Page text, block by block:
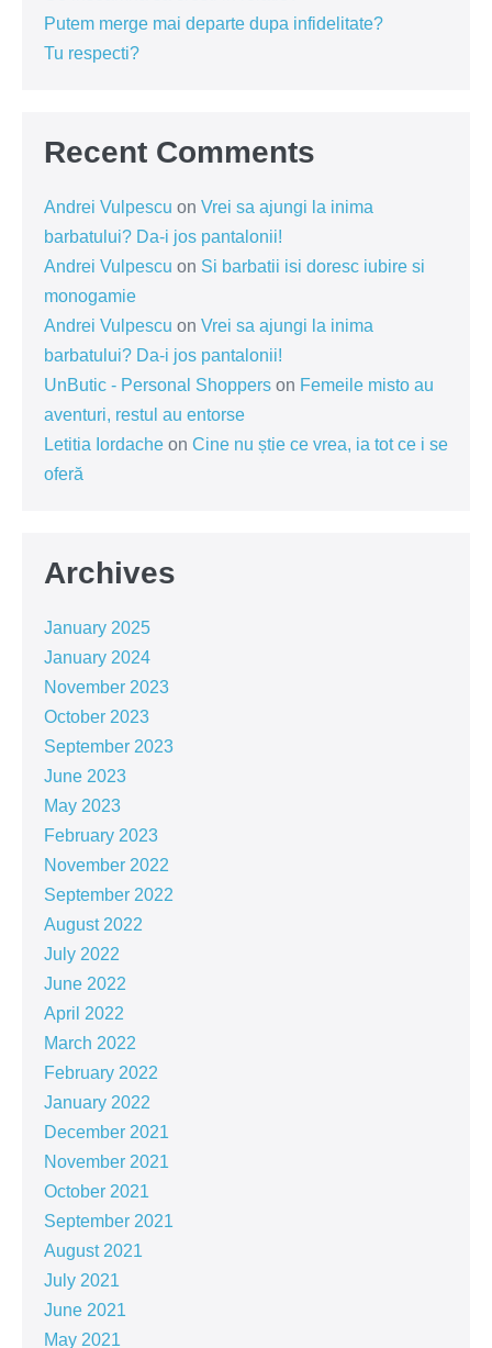
Putem merge mai departe dupa infidelitate?
Tu respecti?
Recent Comments
Andrei Vulpescu on Vrei sa ajungi la inima
barbatului? Da-i jos pantalonii!
Andrei Vulpescu on Si barbatii isi doresc iubire si
monogamie
Andrei Vulpescu on Vrei sa ajungi la inima
barbatului? Da-i jos pantalonii!
UnButic - Personal Shoppers on Femeile misto au
aventuri, restul au entorse
Letitia Iordache on Cine nu știe ce vrea, ia tot ce i se
oferă
Archives
January 2025
January 2024
November 2023
October 2023
September 2023
June 2023
May 2023
February 2023
November 2022
September 2022
August 2022
July 2022
June 2022
April 2022
March 2022
February 2022
January 2022
December 2021
November 2021
October 2021
September 2021
August 2021
July 2021
June 2021
May 2021